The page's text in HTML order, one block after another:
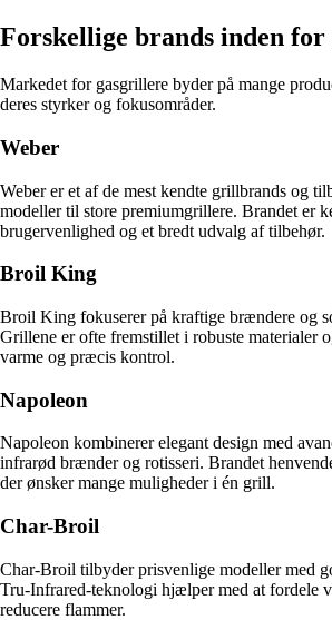
Forskellige brands inden
Markedet for gasgrillere byder på mange
deres styrker og fokusområder.
Weber
Weber er et af de mest kendte grillbrands og
modeller til store premiumgrillere. Brandet er
brugervenlighed og et bredt udvalg af tilbehør.
Broil King
Broil King fokuserer på kraftige brændere og
Grillene er ofte fremstillet i robuste materialer
varme og præcis kontrol.
Napoleon
Napoleon kombinerer elegant design med
infrarød brænder og rotisseri. Brandet
der ønsker mange muligheder i én grill.
Char-Broil
Char-Broil tilbyder prisvenlige modeller med
Tru-Infrared-teknologi hjælper med at fordele
reducere flammer.